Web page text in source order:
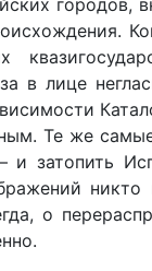
в лице
Те же
и затопить
о